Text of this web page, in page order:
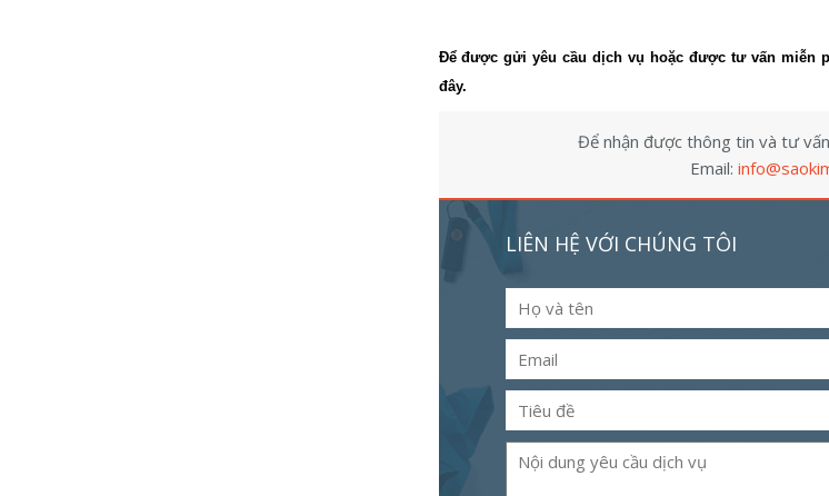
Để được gửi yêu cầu dịch vụ hoặc được tư vấn miễn
đây.
Để nhận được thông tin và tư
Email:
LIÊN HỆ VỚI CHÚNG TÔI